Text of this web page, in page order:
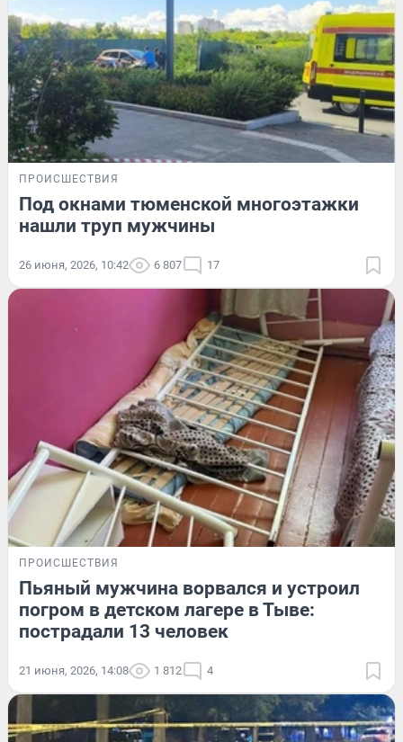
ПРОИСШЕСТВИЯ
Под окнами тюменской многоэтажки
нашли труп мужчины
26 июня, 2026, 10:42 6 807 17
ПРОИСШЕСТВИЯ
Пьяный мужчина ворвался и устроил
погром в детском лагере в Тыве:
пострадали 13 человек
21 июня, 2026, 14:08 1 812 4